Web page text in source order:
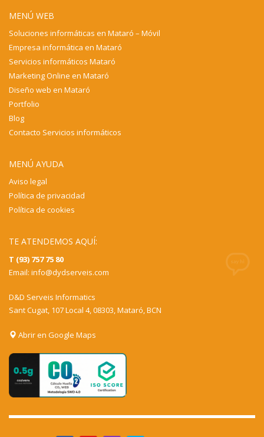
MENÚ WEB
Soluciones informáticas en Mataró – Móvil
Empresa informática en Mataró
Servicios informáticos Mataró
Marketing Online en Mataró
Diseño web en Mataró
Portfolio
Blog
Contacto Servicios informáticos
MENÚ AYUDA
Aviso legal
Política de privacidad
Política de cookies
TE ATENDEMOS AQUÍ:
T (93) 757 75 80
Email: info@dydserveis.com
D&D Serveis Informatics
Sant Cugat, 107 Local 4, 08303, Mataró, BCN
Abrir en Google Maps